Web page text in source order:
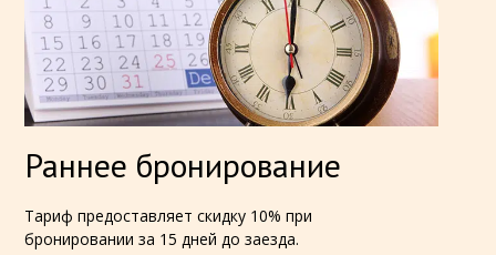
Раннее бронирование
Тариф предоставляет скидку 10% при
бронировании за 15 дней до заезда.